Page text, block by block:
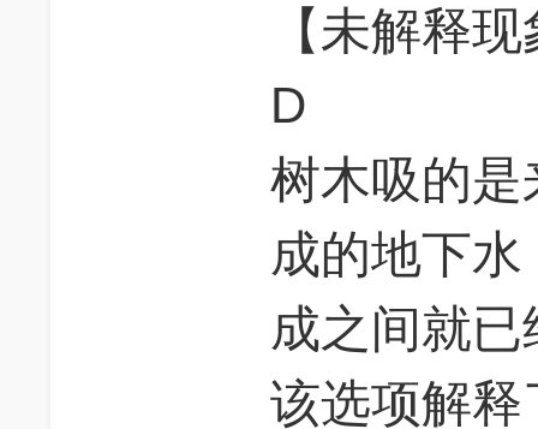
【未解释
D
树木吸的
成的地下
成之间就
该选项解